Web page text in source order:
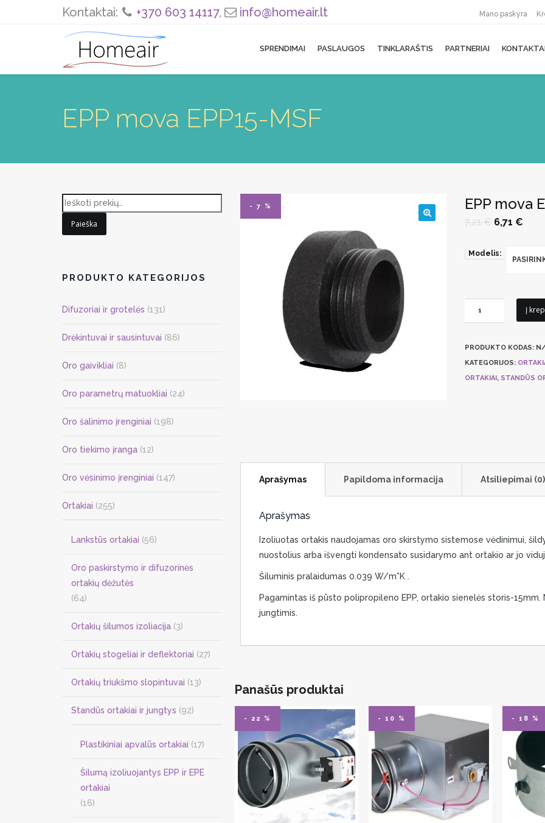
Kontaktai: +370 603 14117, info@homeair.lt Mano paskyra
SPRENDIMAI PASLAUGOS TINKLARAŠTIS PARTNERIAI
EPP mova EPP15-MSF
- 7 % EPP mova
7,21€ Original
7,21 €.
6,71 €
Modelis:
kiekis:
mova
EPP15-
MSF
Į
PRODUKTO KODAS:
KATEGORIJOS:
ORTAKIAI, STANDŪS
Aprašymas Papildoma informacija Atsiliepimai (0)
Aprašymas
Izoliuotas ortakis naudojamas oro skirstymo sistemose vėdinimui,
nuostolius arba išvengti kondensato susidarymo ant ortakio ar jo
Šiluminis pralaidumas 0.039 W/m*K .
Pagamintas iš pūsto polipropileno EPP, ortakio sienelės storis-15mm.
jungtimis.
Panašūs produktai
- 22 % - 10 % - 18 %
Paieška
PRODUKTO KATEGORIJOS
Difuzoriai ir grotelės (131)
Drėkintuvai ir sausintuvai (86)
Oro gaivikliai (8)
Oro parametrų matuokliai (24)
Oro šalinimo įrenginiai (198)
Oro tiekimo įranga (12)
Oro vėsinimo įrenginiai (147)
Ortakiai (255)
Lankstūs ortakiai (56)
Oro paskirstymo ir difuzorinės
ortakių dėžutės
(64)
Ortakių šilumos izoliacija (3)
Ortakių stogeliai ir deflektoriai (27)
Ortakių triukšmo slopintuvai (13)
Standūs ortakiai ir jungtys (92)
Plastikiniai apvalūs ortakiai (17)
Šilumą izoliuojantys EPP ir EPE
ortakiai
(16)